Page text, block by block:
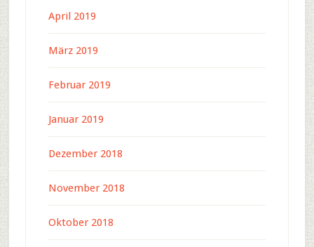
April 2019
März 2019
Februar 2019
Januar 2019
Dezember 2018
November 2018
Oktober 2018